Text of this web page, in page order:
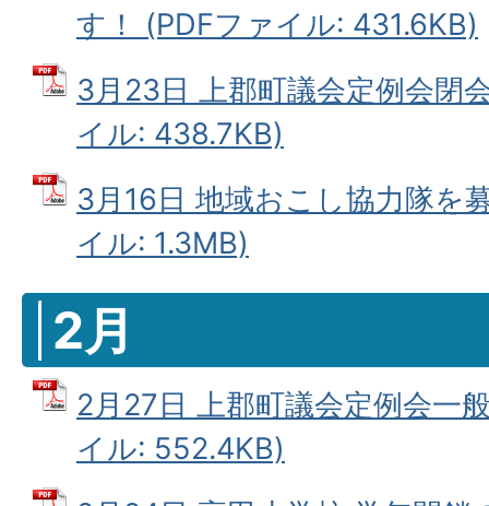
す！ (PDFファイル: 431.6KB)
3月23日 上郡町議会定例会閉
イル: 438.7KB)
3月16日 地域おこし協力隊を
イル: 1.3MB)
2月
2月27日 上郡町議会定例会一
イル: 552.4KB)